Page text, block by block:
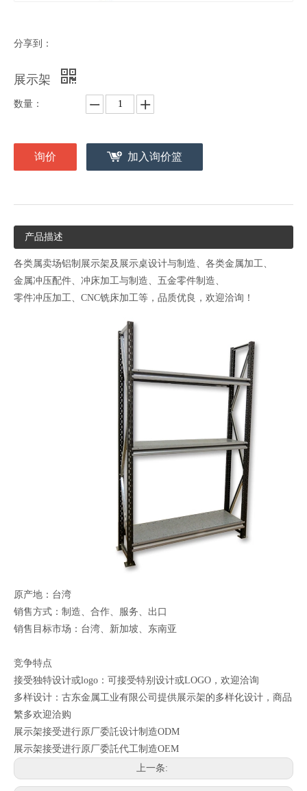
分享到：
展示架
数量：
询价 加入询价篮
产品描述
各类属卖场铝制展示架及展示桌设计与制造、各类金属加工、
金属冲压配件、冲床加工与制造、五金零件制造、
零件冲压加工、CNC铣床加工等，品质优良，欢迎洽询！
原产地：台湾
销售方式：制造、合作、服务、出口
销售目标市场：台湾、新加坡、东南亚
竞争特点
接受独特设计或logo：可接受特别设计或LOGO，欢迎洽询
多样设计：古东金属工业有限公司提供展示架的多样化设计，商品
繁多欢迎洽购
展示架接受进行原厂委託设计制造ODM
展示架接受进行原厂委託代工制造OEM
上一条: